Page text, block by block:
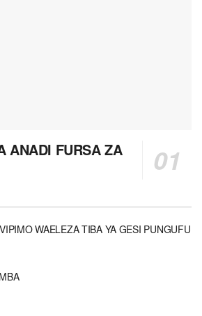
ANADI FURSA ZA
WAELEZA TIBA YA GESI PUNGUFU